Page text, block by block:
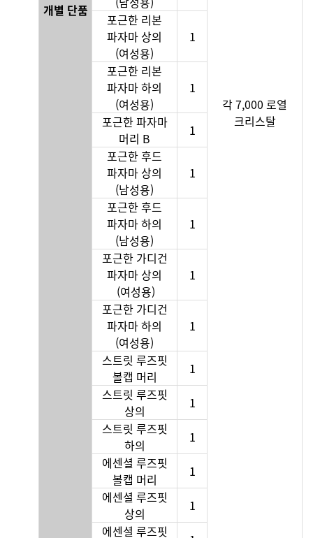
개별 단품
각 7,000 로열
크리스탈
포근한 리본
파자마 상의
(여성용)
1
포근한 리본
파자마 하의
(여성용)
1
포근한 파자마
머리 B
1
포근한 후드
파자마 상의
(남성용)
1
포근한 후드
파자마 하의
(남성용)
1
포근한 가디건
파자마 상의
(여성용)
1
포근한 가디건
파자마 하의
(여성용)
1
스트릿 루즈핏
볼캡 머리
1
스트릿 루즈핏
상의
1
스트릿 루즈핏
하의
1
에센셜 루즈핏
볼캡 머리
1
에센셜 루즈핏
상의
1
에센셜 루즈핏